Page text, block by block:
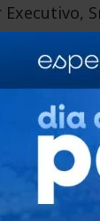
Executivo,
auxiliar